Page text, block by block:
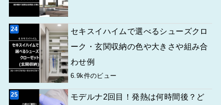
セキスイハイムで選べるシューズクロ
ーク・玄関収納の色や大きさや組み合
わせ例
6.9k件のビュー
モデルナ2回目！発熱は何時間後？ど